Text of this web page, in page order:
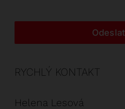
Odeslat
RYCHLÝ KONTAKT
Helena Lesová